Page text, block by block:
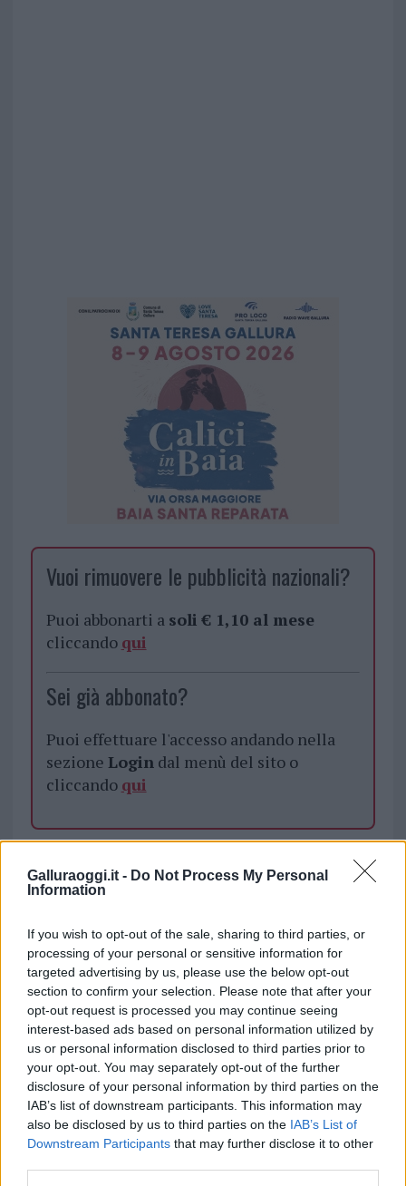
Galluraoggi.it - Do Not Process My Personal
Information
If you wish to opt-out of the sale, sharing to third parties, or
processing of your personal or sensitive information for
targeted advertising by us, please use the below opt-out
section to confirm your selection. Please note that after your
opt-out request is processed you may continue seeing
interest-based ads based on personal information utilized by
us or personal information disclosed to third parties prior to
your opt-out. You may separately opt-out of the further
disclosure of your personal information by third parties on the
IAB’s list of downstream participants. This information may
also be disclosed by us to third parties on the IAB’s List of
Downstream Participants that may further disclose it to other
Vuoi rimuovere le pubblicità nazionali?
Puoi abbonarti a soli € 1,10 al mese
cliccando qui
Sei già abbonato?
Puoi effettuare l'accesso andando nella
sezione Logindal menù del sito o
cliccando qui
Tentato Omicidio
i tuoi video e le tue foto
Su WhatsApp al numero +39
345 356 7512
Notizie in tempo reale?
Entra nel canale telegram di
GalluraOggi.it